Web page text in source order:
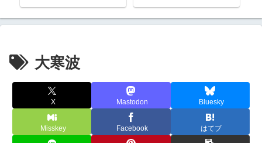
大寒波
X Mastodon Bluesky
Misskey Facebook はてブ